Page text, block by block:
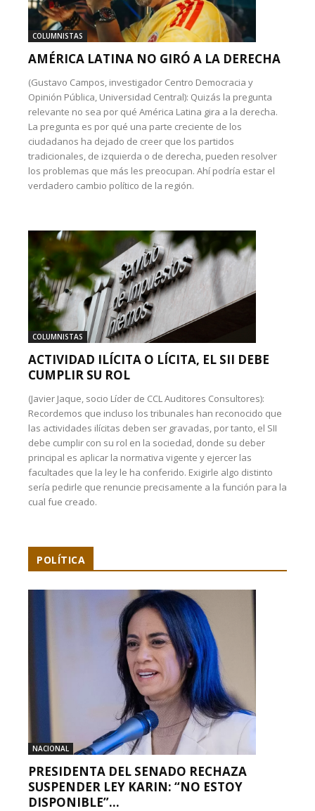
COLUMNISTAS
AMÉRICA LATINA NO GIRÓ A LA DERECHA
(Gustavo Campos, investigador Centro Democracia y
Opinión Pública, Universidad Central): Quizás la pregunta
relevante no sea por qué América Latina gira a la derecha.
La pregunta es por qué una parte creciente de los
ciudadanos ha dejado de creer que los partidos
tradicionales, de izquierda o de derecha, pueden resolver
los problemas que más les preocupan. Ahí podría estar el
verdadero cambio político de la región.
COLUMNISTAS
ACTIVIDAD ILÍCITA O LÍCITA, EL SII DEBE
CUMPLIR SU ROL
(Javier Jaque, socio Líder de CCL Auditores Consultores):
Recordemos que incluso los tribunales han reconocido que
las actividades ilícitas deben ser gravadas, por tanto, el SII
debe cumplir con su rol en la sociedad, donde su deber
principal es aplicar la normativa vigente y ejercer las
facultades que la ley le ha conferido. Exigirle algo distinto
sería pedirle que renuncie precisamente a la función para la
cual fue creado.
POLÍTICA
NACIONAL
PRESIDENTA DEL SENADO RECHAZA
SUSPENDER LEY KARIN: “NO ESTOY
DISPONIBLE”...